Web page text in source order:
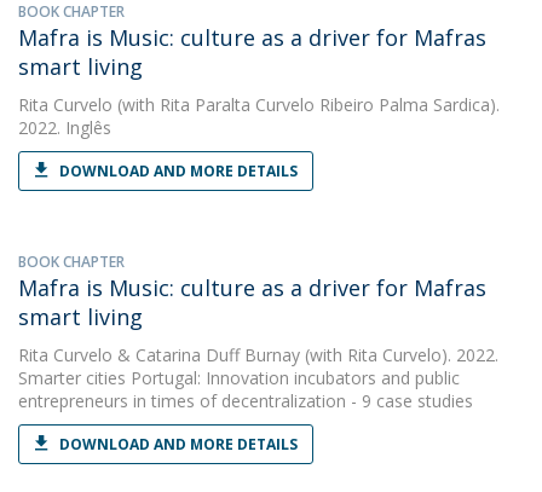
BOOK CHAPTER
Mafra is Music: culture as a driver for Mafras
smart living
Rita Curvelo (with Rita Paralta Curvelo Ribeiro Palma Sardica).
2022. Inglês
DOWNLOAD AND MORE DETAILS
BOOK CHAPTER
Mafra is Music: culture as a driver for Mafras
smart living
Rita Curvelo & Catarina Duff Burnay (with Rita Curvelo). 2022.
Smarter cities Portugal: Innovation incubators and public
entrepreneurs in times of decentralization - 9 case studies
DOWNLOAD AND MORE DETAILS